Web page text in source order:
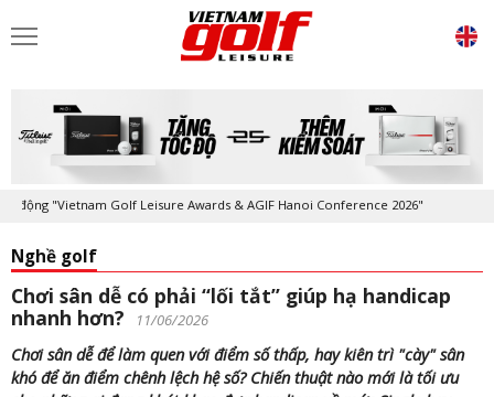
"Vietnam Golf Leisure Awards & AGIF Hanoi Conference 2026"
Nghề golf
Chơi sân dễ có phải “lối tắt” giúp hạ handicap
nhanh hơn?
11/06/2026
Chơi sân dễ để làm quen với điểm số thấp, hay kiên trì "cày" sân
khó để ăn điểm chênh lệch hệ số? Chiến thuật nào mới là tối ưu